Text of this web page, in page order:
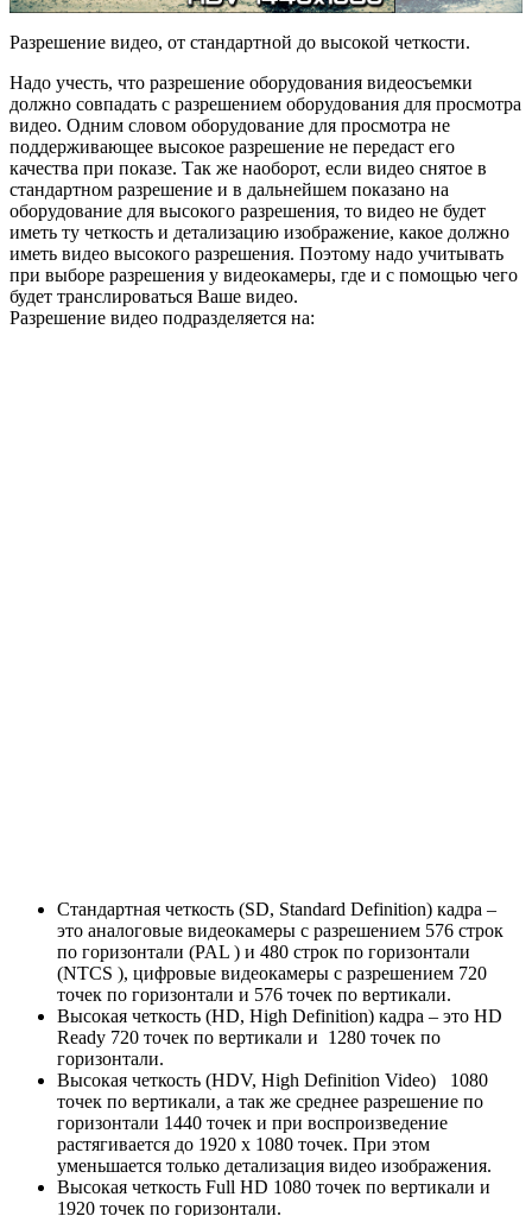
Разрешение видео, от стандартной до высокой четкости.
Надо учесть, что разрешение оборудования видеосъемки
должно совпадать с разрешением оборудования для просмотра
видео. Одним словом оборудование для просмотра не
поддерживающее высокое разрешение не передаст его
качества при показе. Так же наоборот, если видео снятое в
стандартном разрешение и в дальнейшем показано на
оборудование для высокого разрешения, то видео не будет
иметь ту четкость и детализацию изображение, какое должно
иметь видео высокого разрешения. Поэтому надо учитывать
при выборе разрешения у видеокамеры, где и с помощью чего
будет транслироваться Ваше видео.
Разрешение видео подразделяется на:
Стандартная четкость (SD, Standard Definition) кадра –
это аналоговые видеокамеры с разрешением 576 строк
по горизонтали (PAL ) и 480 строк по горизонтали
(NTCS ), цифровые видеокамеры с разрешением 720
точек по горизонтали и 576 точек по вертикали.
Высокая четкость (HD, High Definition) кадра – это HD
Ready 720 точек по вертикали и 1280 точек по
горизонтали.
Высокая четкость (HDV, High Definition Video) 1080
точек по вертикали, а так же среднее разрешение по
горизонтали 1440 точек и при воспроизведение
растягивается до 1920 x 1080 точек. При этом
уменьшается только детализация видео изображения.
Высокая четкость Full HD 1080 точек по вертикали и
1920 точек по горизонтали.